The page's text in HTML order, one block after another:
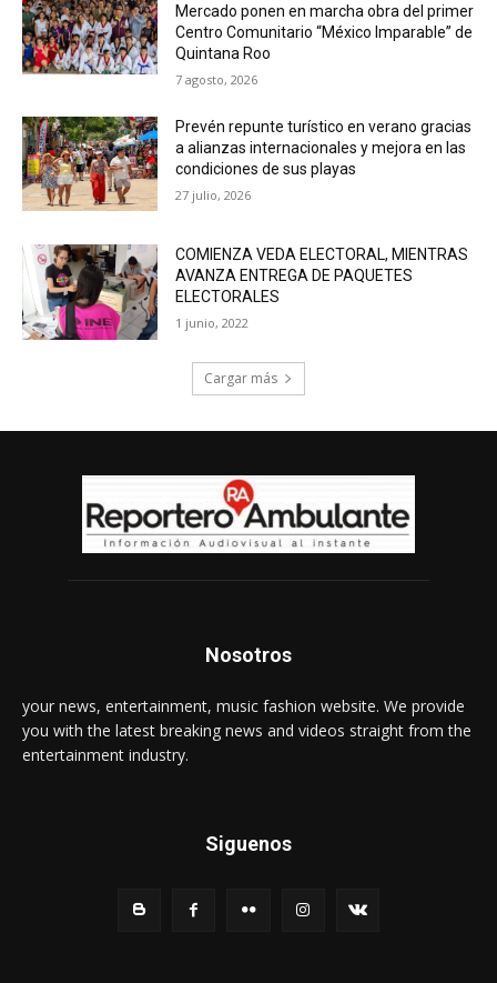
Mercado ponen en marcha obra del primer
Centro Comunitario “México Imparable” de
Quintana Roo
7 agosto, 2026
Prevén repunte turístico en verano gracias
a alianzas internacionales y mejora en las
condiciones de sus playas
27 julio, 2026
COMIENZA VEDA ELECTORAL, MIENTRAS
AVANZA ENTREGA DE PAQUETES
ELECTORALES
1 junio, 2022
Cargar más
Nosotros
your news, entertainment, music fashion website. We provide
you with the latest breaking news and videos straight from the
entertainment industry.
Siguenos